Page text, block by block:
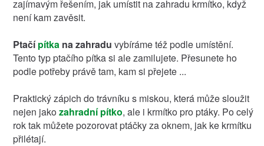
zajímavým řešením, jak umístit na zahradu krmítko, když
není kam zavěsit.
Ptačípítkana zahradu vybíráme též podle umístění.
Tento typ ptačího pítka si ale zamilujete. Přesunete ho
podle potřeby právě tam, kam si přejete ...
Praktický zápich do trávníku s miskou, která může sloužit
nejen jako zahradní pítko, ale i krmítko pro ptáky. Po celý
rok tak můžete pozorovat ptáčky za oknem, jak ke krmítku
přilétají.